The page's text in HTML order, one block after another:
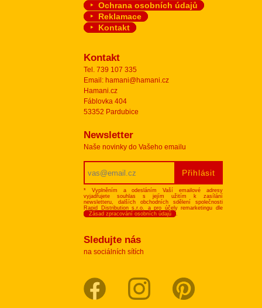
Ochrana osobních údajů
Reklamace
Kontakt
Kontakt
Tel. 739 107 335
Email: hamani@hamani.cz
Hamani.cz
Fáblovka 404
53352 Pardubice
Newsletter
Naše novinky do Vašeho emailu
* Vyplněním a odesláním Vaší emailové adresy
vyjadřujete souhlas s jejím užitím k zasílání
newsletteru, dalších obchodních sdělení společnosti
Rapid Distribution s.r.o. a pro účely remarketingu dle
Zásad zpracování osobních údajů
.
Sledujte nás
na sociálních sítích